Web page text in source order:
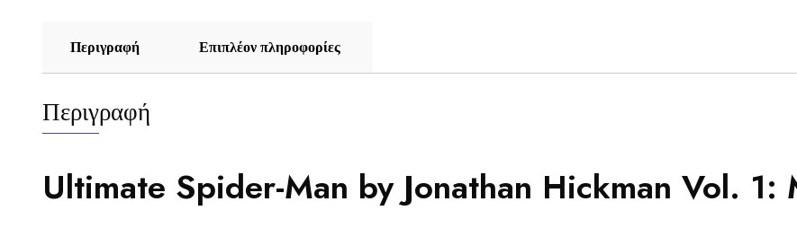
Περιγραφή Επιπλέον πληροφορίες
Περιγραφή
Ultimate Spider-Man by Jonathan Hickman Vol.